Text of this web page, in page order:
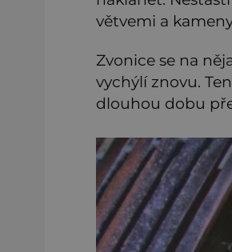
větvemi a
Zvonice se na
vychýlí znovu.
dlouhou dobu